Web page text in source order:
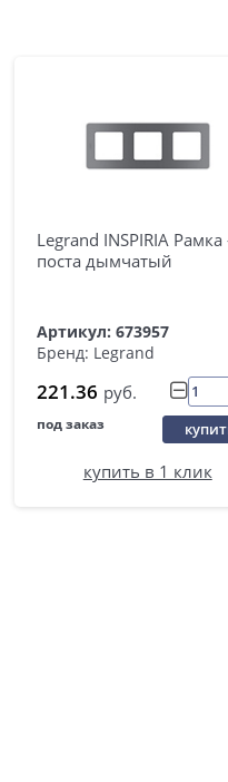
Legrand INSPIRIA Рамка
поста дымчатый
Артикул: 673957
Бренд: Legrand
221.36 руб.
под заказ
купить в 1 клик